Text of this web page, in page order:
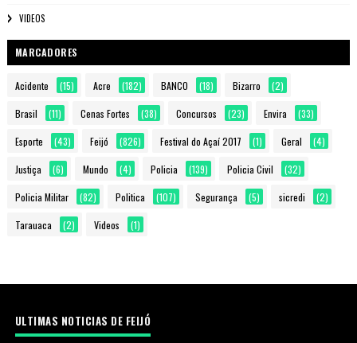
VIDEOS
MARCADORES
Acidente (15) Acre (182) BANCO (18) Bizarro (2)
Brasil (11) Cenas Fortes (38) Concursos (23) Envira (33)
Esporte (43) Feijó (826) Festival do Açaí 2017 (1) Geral (4)
Justiça (6) Mundo (4) Policia (139) Policia Civil (32)
Policia Militar (82) Politica (107) Segurança (5) sicredi (2)
Tarauaca (2) Videos (1)
ULTIMAS NOTICIAS DE FEIJÓ